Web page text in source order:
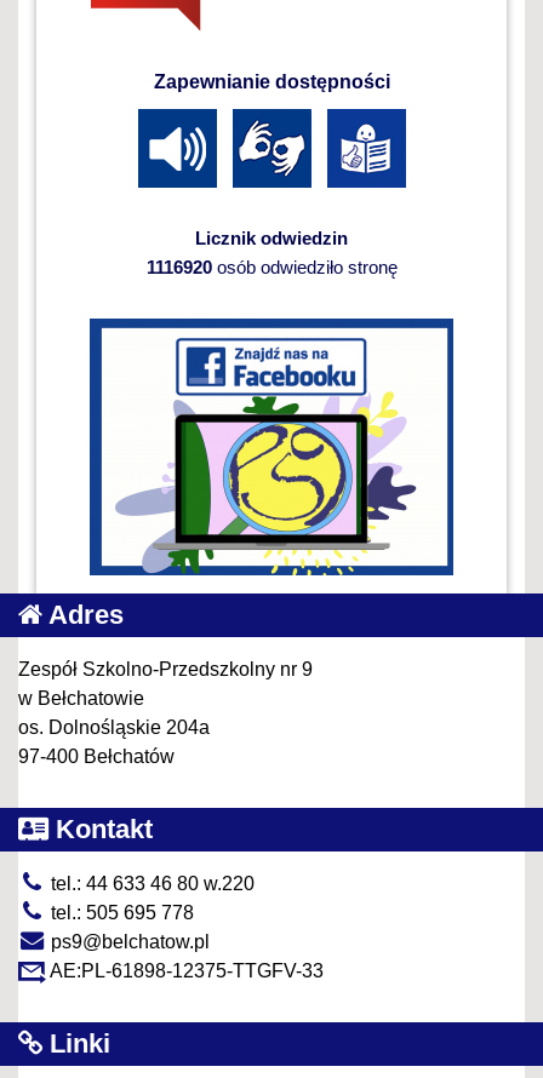
Zapewnianie dostępności
Licznik odwiedzin
1116920osób odwiedziło stronę
Adres
Zespół Szkolno-Przedszkolny nr 9
w Bełchatowie
os. Dolnośląskie 204a
97-400 Bełchatów
Kontakt
tel.: 44 633 46 80 w.220
tel.: 505 695 778
ps9@belchatow.pl
AE:PL-61898-12375-TTGFV-33
Linki